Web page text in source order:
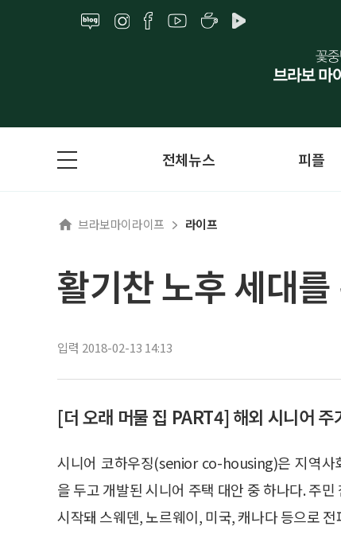
전체뉴스 피플
브라보마이라이프 라이프
활기찬 노후 세대
입력 2018-02-13 14:13
[더 오래 머물 집 PART4] 해외 시니어 주
시니어 코하우징(senior co-housing)은 지역
을 두고 개발된 시니어 주택 대안 중 하나다. 주
시작돼 스웨덴, 노르웨이, 미국, 캐나다 등으로 전